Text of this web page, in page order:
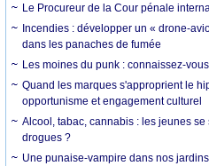
Le Procureur de la Cour pénale
Incendies : développer un « drone-
dans les panaches de fumée
Les moines du punk : connaissez-
Quand les marques s'approprient le
opportunisme et engagement culturel
Alcool, tabac, cannabis : les jeunes
drogues ?
Une punaise-vampire dans nos